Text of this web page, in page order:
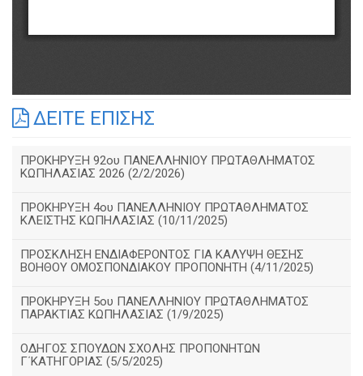
ΔΕΙΤΕ ΕΠΙΣΗΣ
ΠΡΟΚΗΡΥΞΗ 92ου ΠΑΝΕΛΛΗΝΙΟΥ ΠΡΩΤΑΘΛΗΜΑΤΟΣ
ΚΩΠΗΛΑΣΙΑΣ 2026 (2/2/2026)
ΠΡΟΚΗΡΥΞΗ 4ου ΠΑΝΕΛΛΗΝΙΟΥ ΠΡΩΤΑΘΛΗΜΑΤΟΣ
ΚΛΕΙΣΤΗΣ ΚΩΠΗΛΑΣΙΑΣ (10/11/2025)
ΠΡΟΣΚΛΗΣΗ ΕΝΔΙΑΦΕΡΟΝΤΟΣ ΓΙΑ ΚΑΛΥΨΗ ΘΕΣΗΣ
ΒΟΗΘΟΥ ΟΜΟΣΠΟΝΔΙΑΚΟΥ ΠΡΟΠΟΝΗΤΗ (4/11/2025)
ΠΡΟΚΗΡΥΞΗ 5ου ΠΑΝΕΛΛΗΝΙΟΥ ΠΡΩΤΑΘΛΗΜΑΤΟΣ
ΠΑΡΑΚΤΙΑΣ ΚΩΠΗΛΑΣΙΑΣ (1/9/2025)
ΟΔΗΓΟΣ ΣΠΟΥΔΩΝ ΣΧΟΛΗΣ ΠΡΟΠΟΝΗΤΩΝ
Γ΄ΚΑΤΗΓΟΡΙΑΣ (5/5/2025)